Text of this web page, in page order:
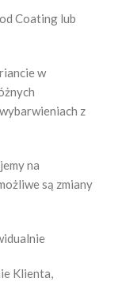
Coating lub
w
z
na
są zmiany
Klienta,